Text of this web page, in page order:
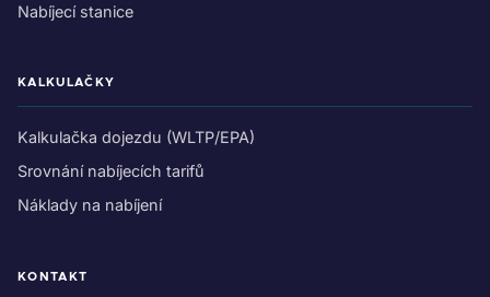
Nabíjecí stanice
KALKULAČKY
Kalkulačka dojezdu (WLTP/EPA)
Srovnání nabíjecích tarifů
Náklady na nabíjení
KONTAKT